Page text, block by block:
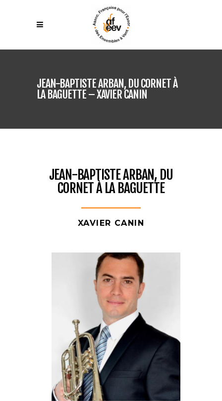
JEAN-BAPTISTE ARBAN, DU CORNET À
LA BAGUETTE – XAVIER CANIN
JEAN-BAPTISTE ARBAN, DU
CORNET À LA BAGUETTE
XAVIER CANIN